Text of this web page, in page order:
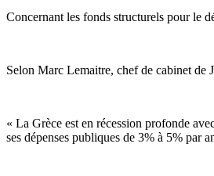
Concernant les fonds structurels pour le
Selon Marc Lemaitre, chef de cabinet de
« La Grèce est en récession profonde
ses dépenses publiques de 3% à 5% par